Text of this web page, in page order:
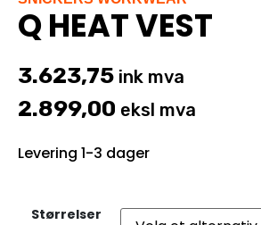
Q HEAT VEST
3.623,75 ink mva
2.899,00 eksl mva
Levering 1-3 dager
Størrelser